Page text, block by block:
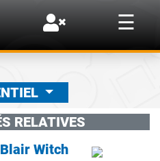
☰
×
RELATIVES
Witch